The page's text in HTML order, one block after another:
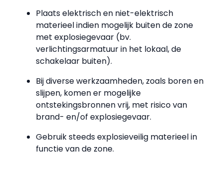
Plaats elektrisch en niet-elektrisch
materieel indien mogelijk buiten de zone
met explosiegevaar (bv.
verlichtingsarmatuur in het lokaal, de
schakelaar buiten).
Bij diverse werkzaamheden, zoals boren en
slijpen, komen er mogelijke
ontstekingsbronnen vrij, met risico van
brand- en/of explosiegevaar.
Gebruik steeds explosieveilig materieel in
functie vande zone.